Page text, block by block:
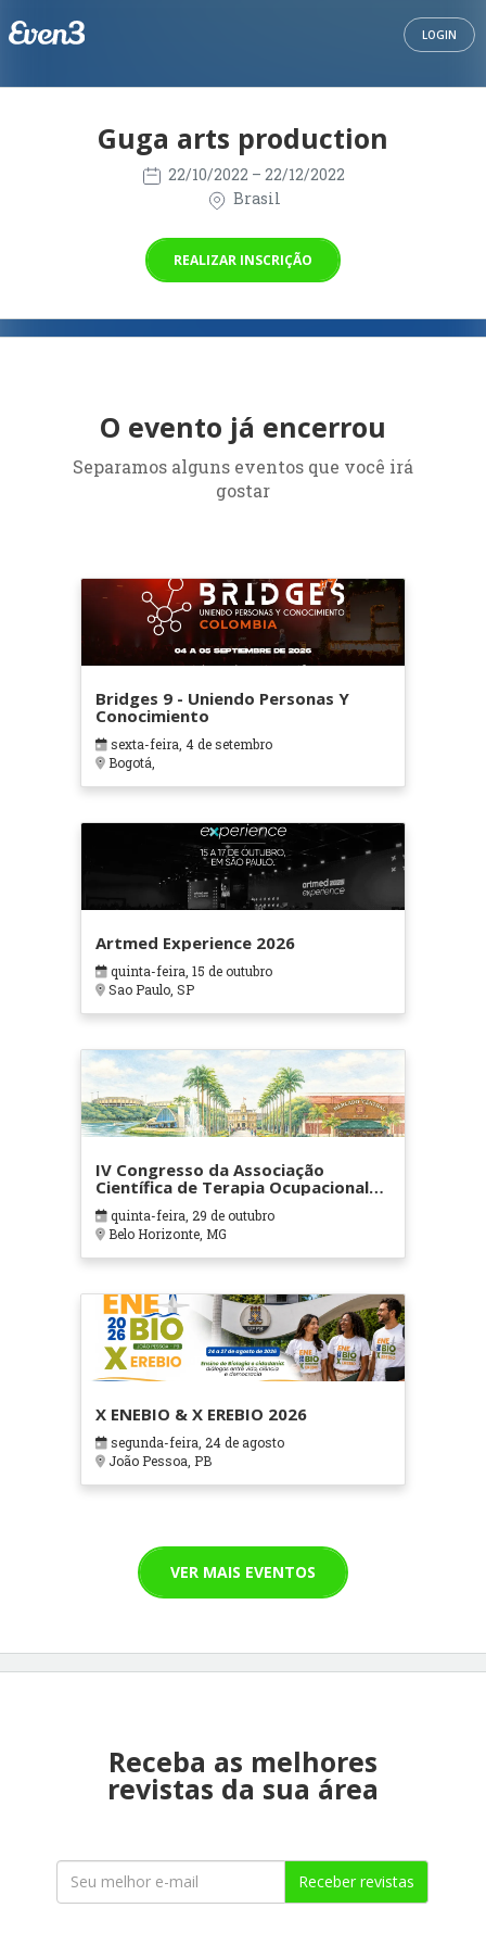
LOGIN
Guga arts production
22/10/2022 – 22/12/2022
Brasil
REALIZAR INSCRIÇÃO
O evento já encerrou
Separamos alguns eventos que você irá
gostar
Bridges 9 - Uniendo Personas Y
Conocimiento
sexta-feira, 4 de setembro
Bogotá,
Artmed Experience 2026
quinta-feira, 15 de outubro
Sao Paulo, SP
IV Congresso da Associação
Científica de Terapia Ocupacional
em Contextos Hospitalares e
Cuidados Paliativos - ATOHOSP
quinta-feira, 29 de outubro
Belo Horizonte, MG
X ENEBIO & X EREBIO 2026
segunda-feira, 24 de agosto
João Pessoa, PB
VER MAIS EVENTOS
Receba as melhores
revistas da sua área
Receber revistas